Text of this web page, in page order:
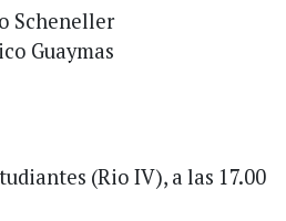
Scheneller
Guaymas
(Rio IV), a las 17.00